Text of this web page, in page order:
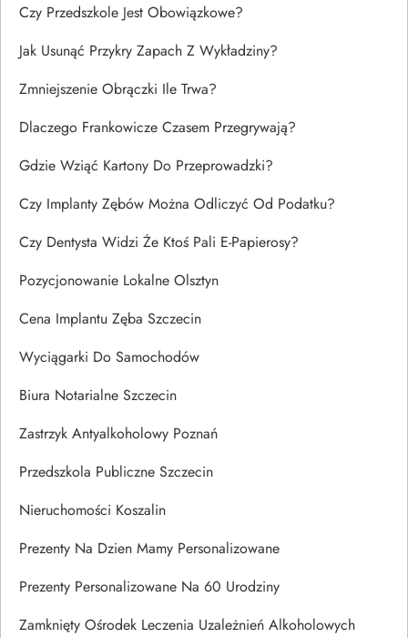
Czy Przedszkole Jest Obowiązkowe?
Jak Usunąć Przykry Zapach Z Wykładziny?
Zmniejszenie Obrączki Ile Trwa?
Dlaczego Frankowicze Czasem Przegrywają?
Gdzie Wziąć Kartony Do Przeprowadzki?
Czy Implanty Zębów Można Odliczyć Od Podatku?
Czy Dentysta Widzi Że Ktoś Pali E-Papierosy?
Pozycjonowanie Lokalne Olsztyn
Cena Implantu Zęba Szczecin
Wyciągarki Do Samochodów
Biura Notarialne Szczecin
Zastrzyk Antyalkoholowy Poznań
Przedszkola Publiczne Szczecin
Nieruchomości Koszalin
Prezenty Na Dzien Mamy Personalizowane
Prezenty Personalizowane Na 60 Urodziny
Zamknięty Ośrodek Leczenia Uzależnień Alkoholowych